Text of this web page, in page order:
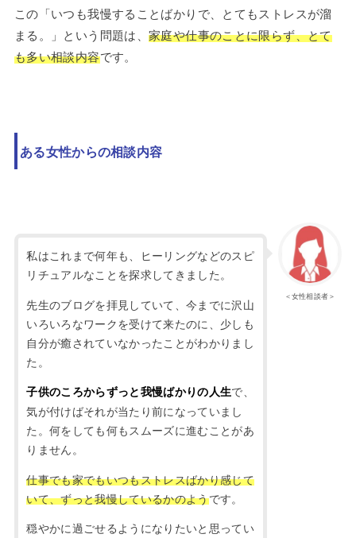
この「いつも我慢することばかりで、とてもストレスが溜
まる。」という問題は、家庭や仕事のことに限らず、とて
も多い相談内容です。
ある女性からの相談内容
＜女性相談者＞
私はこれまで何年も、ヒーリングなどのスピ
リチュアルなことを探求してきました。
先生のブログを拝見していて、今までに沢山
いろいろなワークを受けて来たのに、少しも
自分が癒されていなかったことがわかりまし
た。
子供のころからずっと我慢ばかりの人生で、
気が付けばそれが当たり前になっていまし
た。何をしても何もスムーズに進むことがあ
りません。
仕事でも家でもいつもストレスばかり感じて
いて、ずっと我慢しているかのようです。
穏やかに過ごせるようになりたいと思ってい